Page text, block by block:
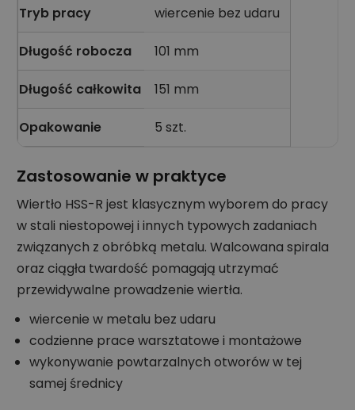
Tryb pracy wiercenie bez udaru
Długość robocza 101 mm
Długość całkowita 151 mm
Opakowanie 5 szt.
Zastosowanie w praktyce
Wiertło HSS-R jest klasycznym wyborem do pracy
w stali niestopowej i innych typowych zadaniach
związanych z obróbką metalu. Walcowana spirala
oraz ciągła twardość pomagają utrzymać
przewidywalne prowadzenie wiertła.
wiercenie w metalu bez udaru
codzienne prace warsztatowe i montażowe
wykonywanie powtarzalnych otworów w tej
samej średnicy